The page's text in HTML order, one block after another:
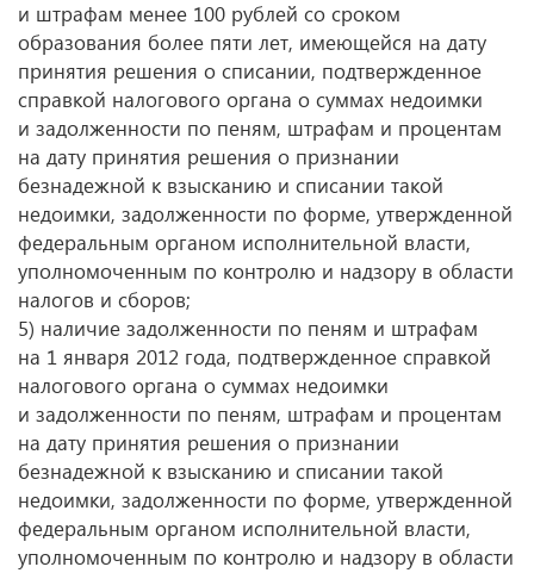
и штрафам менее 100 рублей со сроком
образования более пяти лет, имеющейся на дату
принятия решения о списании, подтвержденное
справкой налогового органа о суммах недоимки
и задолженности по пеням, штрафам и процентам
на дату принятия решения о признании
безнадежной к взысканию и списании такой
недоимки, задолженности по форме, утвержденной
федеральным органом исполнительной власти,
уполномоченным по контролю и надзору в области
налогов и сборов;
5) наличие задолженности по пеням и штрафам
на 1 января 2012 года, подтвержденное справкой
налогового органа о суммах недоимки
и задолженности по пеням, штрафам и процентам
на дату принятия решения о признании
безнадежной к взысканию и списании такой
недоимки, задолженности по форме, утвержденной
федеральным органом исполнительной власти,
уполномоченным по контролю и надзору в области